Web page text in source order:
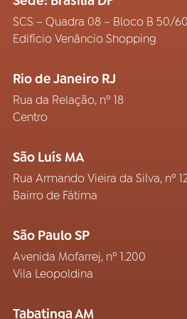
SCS – Quadra 08 – Bloco B 50/
Edifício Venâncio Shopping
Rio de Janeiro RJ
Rua da Relação, nº 18
Centro
São Luís MA
Rua Armando Vieira da Silva, nº
Bairro de Fátima
São Paulo SP
Avenida Mofarrej, nº 1.200
Vila Leopoldina
Tabatinga AM